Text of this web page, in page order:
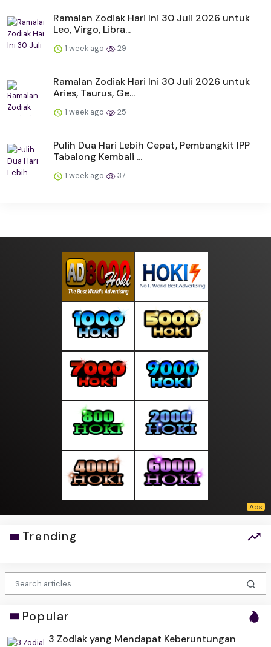
Ramalan Zodiak Hari Ini 30 Juli 2026 untuk
Leo, Virgo, Libra...
1 week ago 29
Ramalan Zodiak Hari Ini 30 Juli 2026 untuk
Aries, Taurus, Ge...
1 week ago 25
Pulih Dua Hari Lebih Cepat, Pembangkit IPP
Tabalong Kembali ...
1 week ago 37
Trending
Popular
3 Zodiak yang Mendapat Keberuntungan